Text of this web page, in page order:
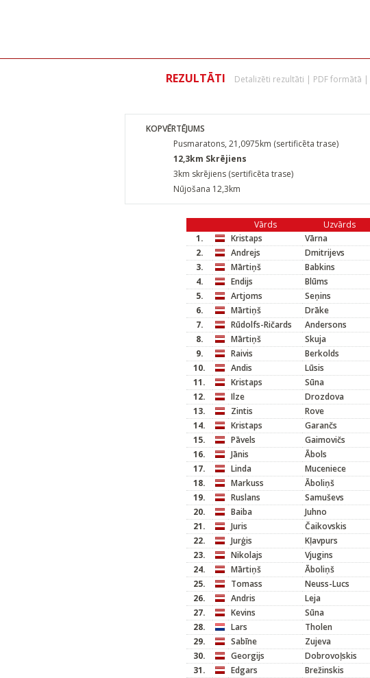
REZULTĀTI Detalizēti rezultāti | PDF formātā |
KOPVĒRTĒJUMS
Pusmaratons, 21,0975km (sertificēta trase)
12,3km Skrējiens
3km skrējiens (sertificēta trase)
Nūjošana 12,3km
Vārds Uzvārds
1.
Kristaps Vārna
2.
Andrejs Dmitrijevs
3.
Mārtiņš Babkins
4.
Endijs Blūms
5.
Artjoms Seņins
6.
Mārtiņš Drāke
7.
Rūdolfs-Ričards Andersons
8.
Mārtiņš Skuja
9.
Raivis Berkolds
10.
Andis Lūsis
11.
Kristaps Sūna
12.
Ilze Drozdova
13.
Zintis Rove
14.
Kristaps Garančs
15.
Pāvels Gaimovičs
16.
Jānis Ābols
17.
Linda Muceniece
18.
Markuss Āboliņš
19.
Ruslans Samuševs
20.
Baiba Juhno
21.
Juris Čaikovskis
22.
Jurģis Kļavpurs
23.
Nikolajs Vjugins
24.
Mārtiņš Āboliņš
25.
Tomass Neuss-Lucs
26.
Andris Leja
27.
Kevins Sūna
28.
Lars Tholen
29.
Sabīne Zujeva
30.
Georgijs Dobrovoļskis
31.
Edgars Brežinskis